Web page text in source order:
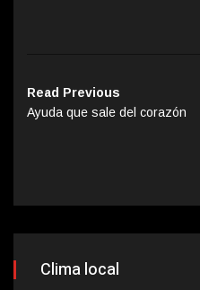
Read Previous
Ayuda que sale del corazón
Clima local